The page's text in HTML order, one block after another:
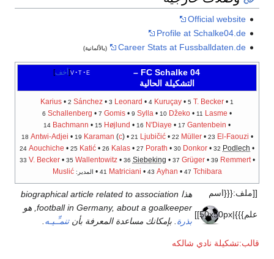
Profile at
Career Stats at
(بالألمانية)
أخف v t e
Karius• 2 Sánchez • 3 Leonard•4
6 Schallenberg•7 Gomis •9 Sylla
14 Bachmann• 15 Højlund•16 N'Diaye
18 Antwi-Adjei•19 Karaman (c) •21 Ljubičić• 22
24 Aouchiche •25 Katić• 26 Kalas •27 Porath•30
33 V. Becker•35 Wallentowitz•36 Siebeking• 37
41 Matriciani•
•المدير: Muslić
هذا biographical article related to association
football in Germany, about a goalkeeper, هو
. بإمكانك مساعدة المعرفة بأنتنمـِّـيـه.
شالكه